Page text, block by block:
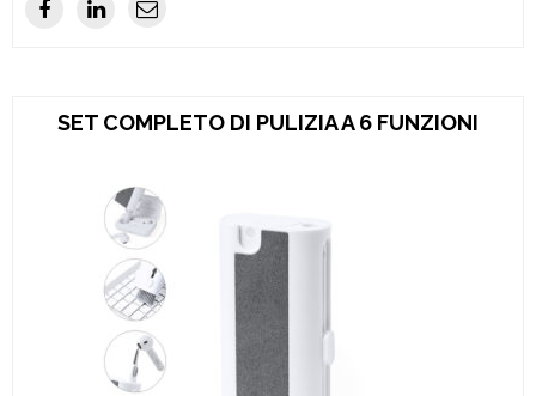
SET COMPLETO DI PULIZIA A 6 FUNZIONI